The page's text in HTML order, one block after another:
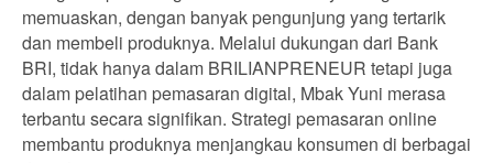
memuaskan, dengan banyak pengunjung yang tertarik
dan membeli produknya. Melalui dukungan dari Bank
BRI, tidak hanya dalam BRILIANPRENEUR tetapi juga
dalam pelatihan pemasaran digital, Mbak Yuni merasa
terbantu secara signifikan. Strategi pemasaran online
membantu produknya menjangkau konsumen di berbagai